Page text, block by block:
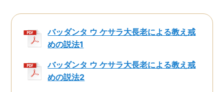
バッダンタ ウ ケサラ大長老による教え戒
めの説法1
バッダンタ ウ ケサラ大長老による教え戒
めの説法2